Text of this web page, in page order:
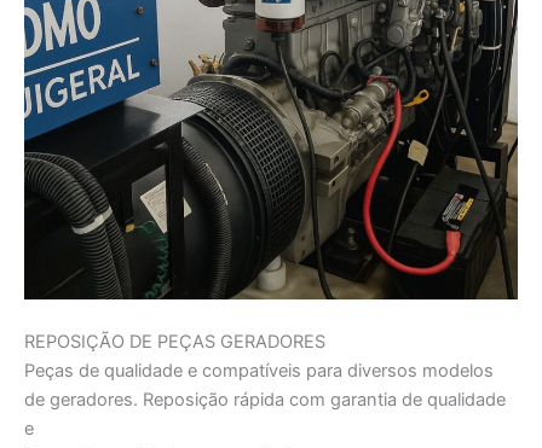
REPOSIÇÃO DE PEÇAS GERADORES
Peças de qualidade e compatíveis para diversos modelos
de geradores. Reposição rápida com garantia de qualidade
e